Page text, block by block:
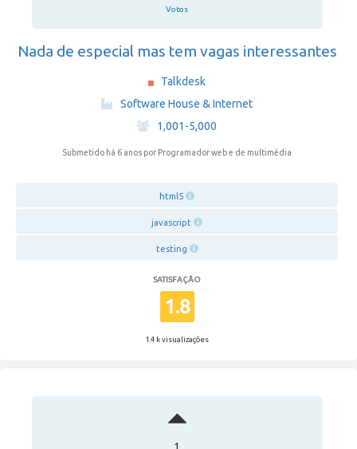
Votos
Nada de especial mas tem vagas interessantes
Talkdesk
Software House & Internet
·
1,001-5,000
Submetido há 6 anos por Programador web e de multimédia
html5
javascript
testing
SATISFAÇÃO
1.8
1.4 k visualizações